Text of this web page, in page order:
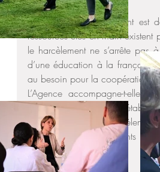
✅ Protocole harcèlement
Un protocole harcèlement est
ressources clés en main
le harcèlement ne s’arrête pas
d’une éducation à la française
au besoin pour la coopération
L’Agence accompagne-t-elle
protocole ?  Combien
protocole Non au Harcèlement
pour tous les établissements
et numéro à l’agence ?